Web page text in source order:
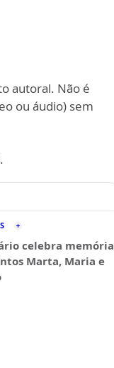
autoral. Não é
ou áudio) sem
celebra memória
Marta, Maria e